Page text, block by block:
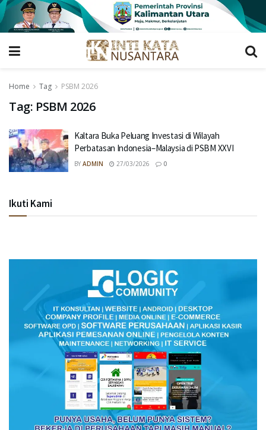
Home Tag PSBM 2026
Tag: PSBM 2026
Kaltara Buka Peluang Investasi di Wilayah
Perbatasan Indonesia–Malaysia di PSBM XXVI
BY ADMIN 27/03/2026 0
Ikuti Kami